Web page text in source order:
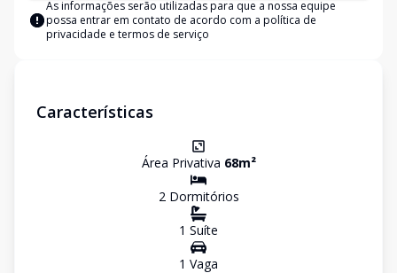
As informações serão utilizadas para que a nossa equipe
possa entrar em contato de acordo com a política de
privacidade e termos de serviço
Características
Área Privativa 68m²
2Dormitórios
1 Suíte
1 Vaga